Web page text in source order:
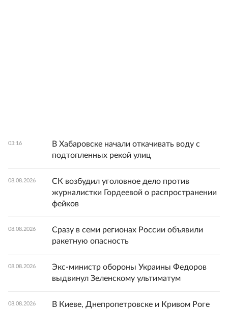
03:16
В Хабаровске начали откачивать воду с
подтопленных рекой улиц
08.08.2026
СК возбудил уголовное дело против
журналистки Гордеевой о распространении
фейков
08.08.2026
Сразу в семи регионах России объявили
ракетную опасность
08.08.2026
Экс-министр обороны Украины Федоров
выдвинул Зеленскому ультиматум
08.08.2026
В Киеве, Днепропетровске и Кривом Роге